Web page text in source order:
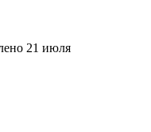
21 июля